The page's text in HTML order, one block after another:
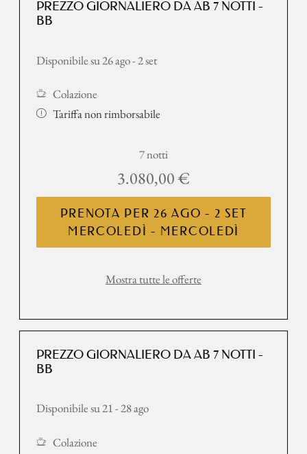
PREZZO GIORNALIERO DA AB 7 NOTTI -
BB
Disponibile su 26 ago - 2 set
Colazione
Tariffa non rimborsabile
7 notti
3.080,00 €
PRENOTA PER 26 AGO - 2 SET
MERCOLEDÌ - MERCOLEDÌ
Mostra tutte le offerte
PREZZO GIORNALIERO DA AB 7 NOTTI -
BB
Disponibile su 21 - 28 ago
Colazione